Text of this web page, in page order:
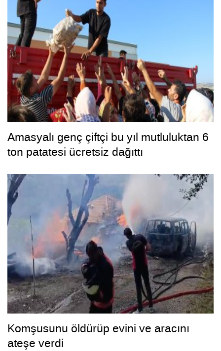
Amasyalı genç çiftçi bu yıl mutluluktan 6
ton patatesi ücretsiz dağıttı
Komşusunu öldürüp evini ve aracını
ateşe verdi